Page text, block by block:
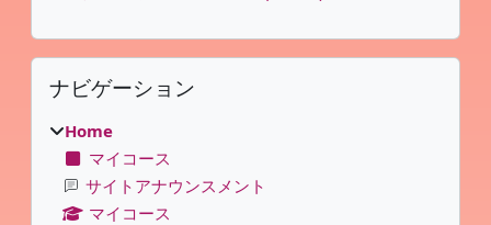
ナビゲーション をスキップする
ナビゲーション
Home
マイコース
サイトアナウンスメント
マイコース